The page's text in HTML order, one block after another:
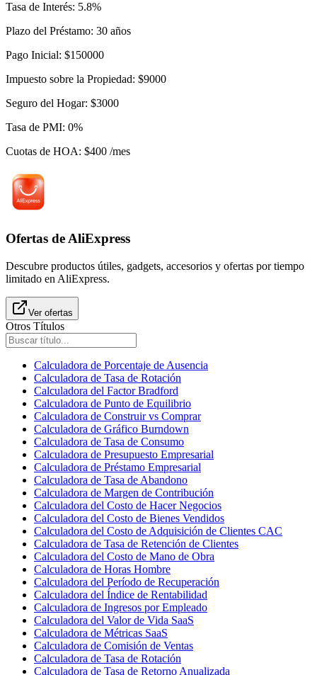
Tasa de Interés: 5.8%
Plazo del Préstamo: 30 años
Pago Inicial: $150000
Impuesto sobre la Propiedad: $9000
Seguro del Hogar: $3000
Tasa de PMI: 0%
Cuotas de HOA: $400 /mes
Ofertas de AliExpress
Descubre productos útiles, gadgets, accesorios y ofertas por tiempo
limitado en AliExpress.
Ver ofertas
Otros Títulos
Calculadora de Porcentaje de Ausencia
Calculadora de Tasa de Rotación
Calculadora del Factor Bradford
Calculadora de Punto de Equilibrio
Calculadora de Construir vs Comprar
Calculadora de Gráfico Burndown
Calculadora de Tasa de Consumo
Calculadora de Presupuesto Empresarial
Calculadora de Préstamo Empresarial
Calculadora de Tasa de Abandono
Calculadora de Margen de Contribución
Calculadora del Costo de Hacer Negocios
Calculadora del Costo de Bienes Vendidos
Calculadora del Costo de Adquisición de Clientes CAC
Calculadora de Tasa de Retención de Clientes
Calculadora del Costo de Mano de Obra
Calculadora de Horas Hombre
Calculadora del Período de Recuperación
Calculadora del Índice de Rentabilidad
Calculadora de Ingresos por Empleado
Calculadora del Valor de Vida SaaS
Calculadora de Métricas SaaS
Calculadora de Comisión de Ventas
Calculadora de Tasa de Rotación
Calculadora de Tasa de Retorno Anualizada